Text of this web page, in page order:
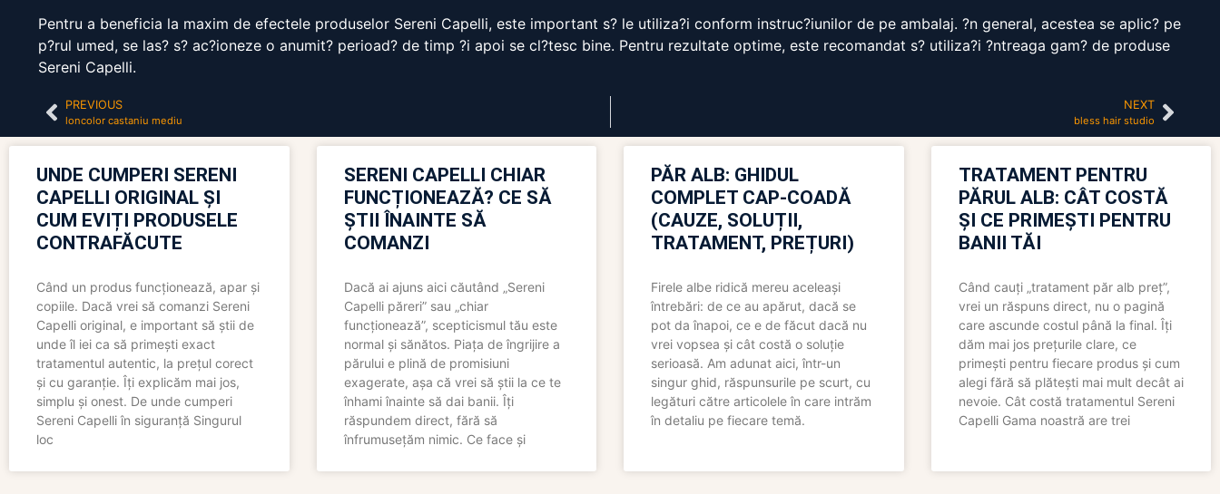
Pentru a beneficia la maxim de efectele produselor Sereni Capelli, este important s? le utiliza?i conform instruc?iunilor de pe ambalaj. ?n general, acestea se aplic? pe
p?rul umed, se las? s? ac?ioneze o anumit? perioad? de timp ?i apoi se cl?tesc bine. Pentru rezultate optime, este recomandat s? utiliza?i ?ntreaga gam? de produse
Sereni Capelli.
PREVIOUS
loncolor castaniu mediu
NEXT
bless hair studio
UNDE CUMPERI SERENI
CAPELLI ORIGINAL ȘI
CUM EVIȚI PRODUSELE
CONTRAFĂCUTE
Când un produs funcționează, apar și
copiile. Dacă vrei să comanzi Sereni
Capelli original, e important să știi de
unde îl iei ca să primești exact
tratamentul autentic, la prețul corect
și cu garanție. Îți explicăm mai jos,
simplu și onest. De unde cumperi
Sereni Capelli în siguranță Singurul
loc
SERENI CAPELLI CHIAR
FUNCȚIONEAZĂ? CE SĂ
ȘTII ÎNAINTE SĂ
COMANZI
Dacă ai ajuns aici căutând „Sereni
Capelli păreri” sau „chiar
funcționează”, scepticismul tău este
normal și sănătos. Piața de îngrijire a
părului e plină de promisiuni
exagerate, așa că vrei să știi la ce te
înhami înainte să dai banii. Îți
răspundem direct, fără să
înfrumusețăm nimic. Ce face și
PĂR ALB: GHIDUL
COMPLET CAP-COADĂ
(CAUZE, SOLUȚII,
TRATAMENT, PREȚURI)
Firele albe ridică mereu aceleași
întrebări: de ce au apărut, dacă se
pot da înapoi, ce e de făcut dacă nu
vrei vopsea și cât costă o soluție
serioasă. Am adunat aici, într-un
singur ghid, răspunsurile pe scurt, cu
legături către articolele în care intrăm
în detaliu pe fiecare temă.
TRATAMENT PENTRU
PĂRUL ALB: CÂT COSTĂ
ȘI CE PRIMEȘTI PENTRU
BANII TĂI
Când cauți „tratament păr alb preț”,
vrei un răspuns direct, nu o pagină
care ascunde costul până la final. Îți
dăm mai jos prețurile clare, ce
primești pentru fiecare produs și cum
alegi fără să plătești mai mult decât ai
nevoie. Cât costă tratamentul Sereni
Capelli Gama noastră are trei